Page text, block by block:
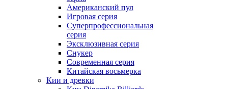
Американский пул
Игровая серия
Суперпрофессиональная
серия
Эксклюзивная серия
Снукер
Современная серия
Китайская восьмерка
Кии и древки